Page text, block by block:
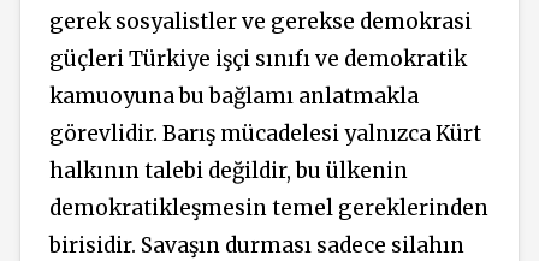
gerek sosyalistler ve gerekse demokrasi
güçleri Türkiye işçi sınıfı ve demokratik
kamuoyuna bu bağlamı anlatmakla
görevlidir. Barış mücadelesi yalnızca Kürt
halkının talebi değildir, bu ülkenin
demokratikleşmesin temel gereklerinden
birisidir. Savaşın durması sadece silahın